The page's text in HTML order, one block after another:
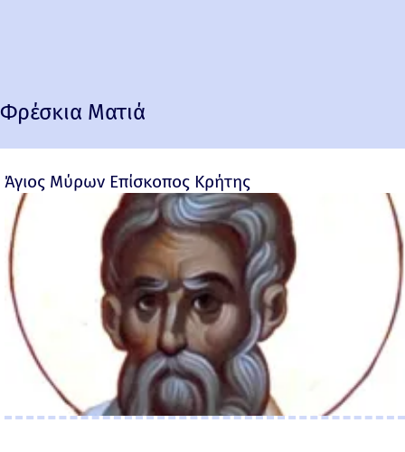
Φρέσκια Ματιά
Άγιος Μύρων Επίσκοπος Κρήτης